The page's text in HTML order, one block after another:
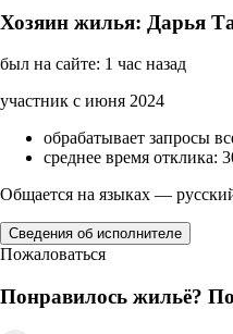
Хозяин жилья: Дарья
был на сайте: 1 час назад
участник с июня 2024
обрабатывает запросы
среднее время отклика:
Общается на языках —
Сведения об исполнителе
Пожаловаться
Понравилось жильё?